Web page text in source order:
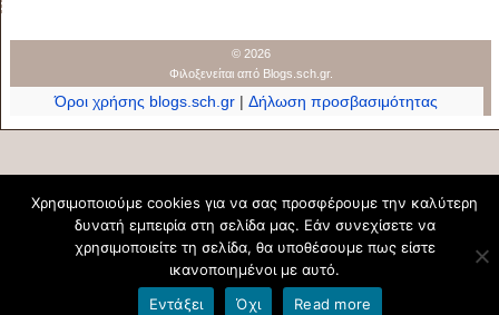
© 2026
Φιλοξενείται από Blogs.sch.gr.
Όροι χρήσης blogs.sch.gr |Δήλωση προσβασιμότητας
Χρησιμοποιούμε cookies για να σας προσφέρουμε την καλύτερη
δυνατή εμπειρία στη σελίδα μας. Εάν συνεχίσετε να
χρησιμοποιείτε τη σελίδα, θα υποθέσουμε πως είστε
ικανοποιημένοι με αυτό.
Εντάξει
Όχι Read more